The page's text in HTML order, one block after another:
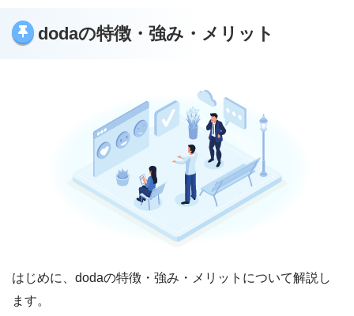
dodaの特徴・強み・メリット
はじめに、dodaの特徴・強み・メリットについて解説し
ます。